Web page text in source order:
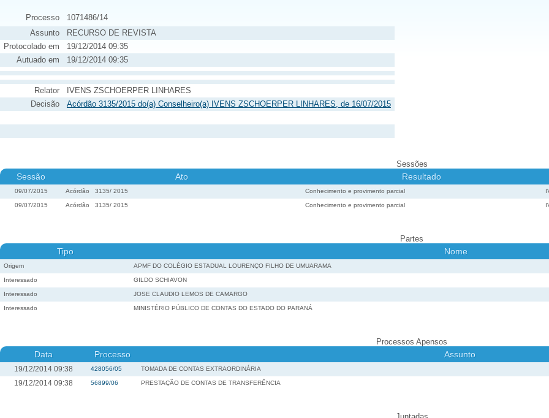
Processo
1071486/14
Assunto
RECURSO DE REVISTA
Protocolado em
19/12/2014 09:35
Autuado em
19/12/2014 09:35
Relator
IVENS ZSCHOERPER LINHARES
Decisão
Acórdão 3135/2015 do(a) Conselheiro(a) IVENS ZSCHOERPER LINHARES, de 16/07/2015
Sessões
Sessão Ato Resultado
09/07/2015 Acórdão 3135/ 2015 Conhecimento e provimento parcial
09/07/2015 Acórdão 3135/ 2015 Conhecimento e provimento parcial
Partes
Tipo Nome
Origem APMF DO COLÉGIO ESTADUAL LOURENÇO FILHO DE UMUARAMA
Interessado GILDO SCHIAVON
Interessado JOSE CLAUDIO LEMOS DE CAMARGO
Interessado MINISTÉRIO PÚBLICO DE CONTAS DO ESTADO DO PARANÁ
Processos Apensos
Data Processo Assunto
19/12/2014 09:38 428056/05 TOMADA DE CONTAS EXTRAORDINÁRIA
19/12/2014 09:38 56899/06 PRESTAÇÃO DE CONTAS DE TRANSFERÊNCIA